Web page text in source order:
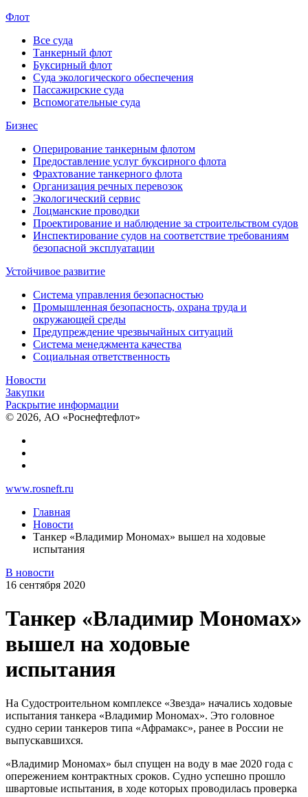
Флот
Все суда
Танкерный флот
Буксирный флот
Суда экологического обеспечения
Пассажирские суда
Вспомогательные суда
Бизнес
Оперирование танкерным флотом
Предоставление услуг буксирного флота
Фрахтование танкерного флота
Организация речных перевозок
Экологический сервис
Лоцманские проводки
Проектирование и наблюдение за строительством судов
Инспектирование судов на соответствие требованиям
безопасной эксплуатации
Устойчивое развитие
Система управления безопасностью
Промышленная безопасность, охрана труда и
окружающей среды
Предупреждение чрезвычайных ситуаций
Система менеджмента качества
Социальная ответственность
Новости
Закупки
Раскрытие информации
© 2026, АО «Роснефтефлот»
www.rosneft.ru
Главная
Новости
Танкер «Владимир Мономах» вышел на ходовые
испытания
В новости
16 сентября 2020
Танкер «Владимир Мономах»
вышел на ходовые
испытания
На Судостроительном комплексе «Звезда» начались ходовые
испытания танкера «Владимир Мономах». Это головное
судно серии танкеров типа «Афрамакс», ранее в России не
выпускавшихся.
«Владимир Мономах» был спущен на воду в мае 2020 года с
опережением контрактных сроков. Судно успешно прошло
швартовые испытания, в ходе которых проводилась проверка